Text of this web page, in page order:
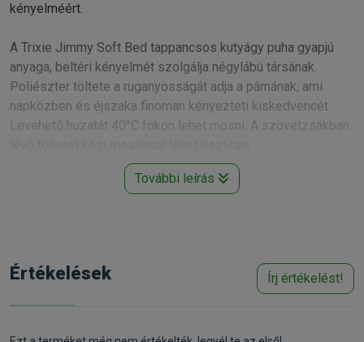
kényelméért.
A Trixie Jimmy Soft Bed tappancsos kutyágy puha gyapjú
anyaga, beltéri kényelmét szolgálja négylábú társának.
Poliészter töltete a ruganyosságát adja a párnának, ami
napközben és éjszaka finoman kényezteti kiskedvencét.
Levehető huzatát 40°C fokon lehet mosni. A szövetzsákban
A párnák átlagos vastagsága 8-14cm között van.
Gyártó: Trixie
8 344.00 Ft / db
Állatorvosi: Nem
További leírás
Értékelések Írj értékelést!